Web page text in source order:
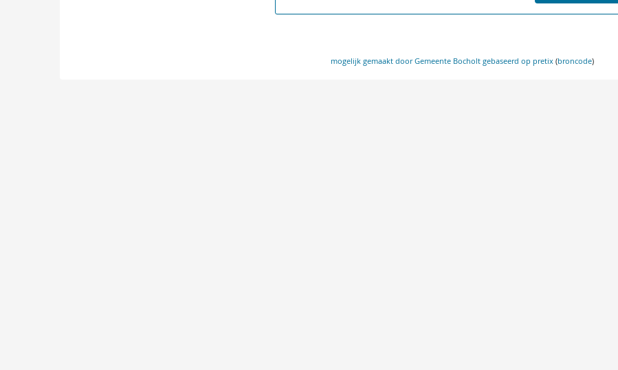
mogelijk gemaakt door Gemeente Bocholt gebaseerd op pretix(broncode)